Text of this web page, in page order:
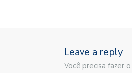
Leave a reply
Você precisa fazer o